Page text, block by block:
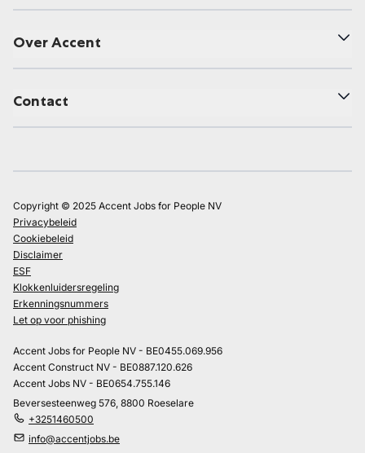
Over Accent
Contact
Copyright © 2025 Accent Jobs for People NV
Privacybeleid
Cookiebeleid
Disclaimer
ESF
Klokkenluidersregeling
Erkenningsnummers
Let op voor phishing
Accent Jobs for People NV - BE0455.069.956
Accent Construct NV - BE0887.120.626
Accent Jobs NV - BE0654.755.146
Beversesteenweg 576, 8800 Roeselare
+3251460500
info@accentjobs.be